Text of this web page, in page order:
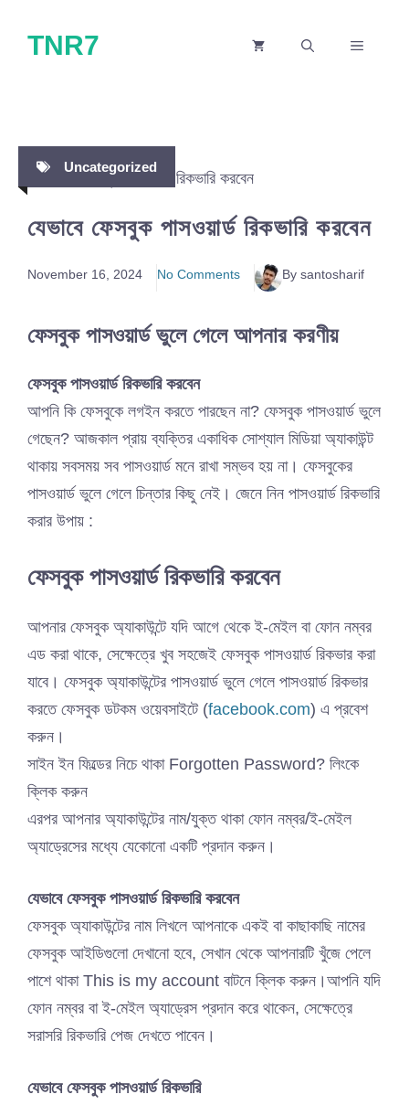
TNR7 MENU
Uncategorized
যেভাবে ফেসবুক পাসওয়ার্ড রিকভারি করবেন
November 16, 2024 No Comments By santosharif
ফেসবুক পাসওয়ার্ড ভুলে গেলে আপনার করণীয়
ফেসবুক পাসওয়ার্ড রিকভারি করবেন
আপনি কি ফেসবুকে লগইন করতে পারছেন না? ফেসবুক পাসওয়ার্ড ভুলে
গেছেন? আজকাল প্রায় ব্যক্তির একাধিক সোশ্যাল মিডিয়া অ্যাকাউন্ট
থাকায় সবসময় সব পাসওয়ার্ড মনে রাখা সম্ভব হয় না। ফেসবুকের
পাসওয়ার্ড ভুলে গেলে চিন্তার কিছু নেই। জেনে নিন পাসওয়ার্ড রিকভারি
করার উপায় :
ফেসবুক পাসওয়ার্ড রিকভারি করবেন
আপনার ফেসবুক অ্যাকাউন্টে যদি আগে থেকে ই-মেইল বা ফোন নম্বর
এড করা থাকে, সেক্ষেত্রে খুব সহজেই ফেসবুক পাসওয়ার্ড রিকভার করা
যাবে। ফেসবুক অ্যাকাউন্টের পাসওয়ার্ড ভুলে গেলে পাসওয়ার্ড রিকভার
করতে ফেসবুক ডটকম ওয়েবসাইটে (facebook.com) এ প্রবেশ
করুন।
সাইন ইন ফিল্ডের নিচে থাকা Forgotten Password? লিংকে
ক্লিক করুন
এরপর আপনার অ্যাকাউন্টের নাম/যুক্ত থাকা ফোন নম্বর/ই-মেইল
অ্যাড্রেসের মধ্যে যেকোনো একটি প্রদান করুন।
যেভাবে ফেসবুক পাসওয়ার্ড রিকভারি করবেন
ফেসবুক অ্যাকাউন্টের নাম লিখলে আপনাকে একই বা কাছাকাছি নামের
ফেসবুক আইডিগুলো দেখানো হবে, সেখান থেকে আপনারটি খুঁজে পেলে
পাশে থাকা This is my account বাটনে ক্লিক করুন।আপনি যদি
ফোন নম্বর বা ই-মেইল অ্যাড্রেস প্রদান করে থাকেন, সেক্ষেত্রে
সরাসরি রিকভারি পেজ দেখতে পাবেন।
যেভাবে ফেসবুক পাসওয়ার্ড রিকভারি